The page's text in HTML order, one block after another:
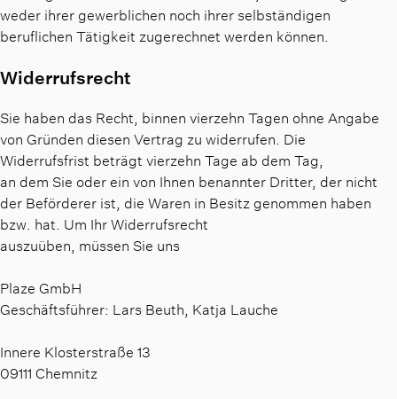
weder ihrer gewerblichen noch ihrer selbständigen
beruflichen Tätigkeit zugerechnet werden können.
Widerrufsrecht
Sie haben das Recht, binnen vierzehn Tagen ohne Angabe
von Gründen diesen Vertrag zu widerrufen. Die
Widerrufsfrist beträgt vierzehn Tage ab dem Tag,
an dem Sie oder ein von Ihnen benannter Dritter, der nicht
der Beförderer ist, die Waren in Besitz genommen haben
bzw. hat. Um Ihr Widerrufsrecht
auszuüben, müssen Sie uns
Plaze GmbH
Geschäftsführer: Lars Beuth, Katja Lauche
Innere Klosterstraße 13
09111 Chemnitz